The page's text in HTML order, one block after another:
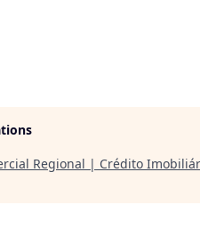
Regional | Crédito